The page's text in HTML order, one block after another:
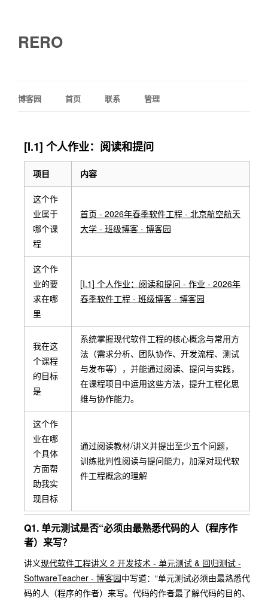
RERO
博客园 首页 联系 管理
[I.1] 个人作业：阅读和提问
项目 内容
这个作
业属于
哪个课
程
首页 - 2026年春季软件工程 - 北京航空航天
大学 - 班级博客 - 博客园
这个作
业的要
求在哪
里
[I.1] 个人作业：阅读和提问 - 作业 - 2026年
春季软件工程 - 班级博客 - 博客园
我在这
个课程
的目标
是
系统掌握现代软件工程的核心概念与常用方
法（需求分析、团队协作、开发流程、测试
与发布等），并能通过阅读、提问与实践，
在课程项目中运用这些方法，提升工程化思
维与协作能力。
这个作
业在哪
个具体
方面帮
助我实
现目标
通过阅读教材/讲义并提出至少五个问题，
训练批判性阅读与提问能力，加深对现代软
件工程概念的理解
Q1. 单元测试是否“必须由最熟悉代码的人（程序作
者）来写？
讲义现代软件工程讲义 2 开发技术 - 单元测试 & 回归测试 -
SoftwareTeacher - 博客园中写道：“单元测试必须由最熟悉代
码的人（程序的作者）来写。代码的作者最了解代码的目的、